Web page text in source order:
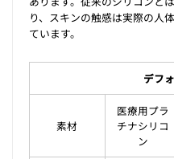
り、スキンの触感は実際の人
ています。
デフ
素材
医療用プラ
チナシリコ
ン